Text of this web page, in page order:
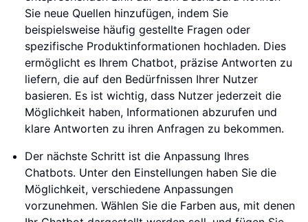
Sie neue Quellen hinzufügen, indem Sie
beispielsweise häufig gestellte Fragen oder
spezifische Produktinformationen hochladen. Dies
ermöglicht es Ihrem Chatbot, präzise Antworten zu
liefern, die auf den Bedürfnissen Ihrer Nutzer
basieren. Es ist wichtig, dass Nutzer jederzeit die
Möglichkeit haben, Informationen abzurufen und
klare Antworten zu ihren Anfragen zu bekommen.
Der nächste Schritt ist die Anpassung Ihres
Chatbots. Unter den Einstellungen haben Sie die
Möglichkeit, verschiedene Anpassungen
vorzunehmen. Wählen Sie die Farben aus, mit denen